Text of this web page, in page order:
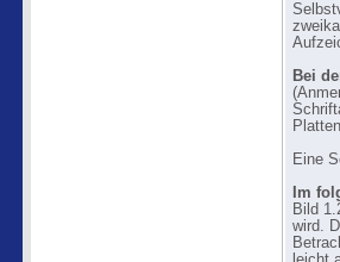
Bei
Eine
Im
Bild
wird.